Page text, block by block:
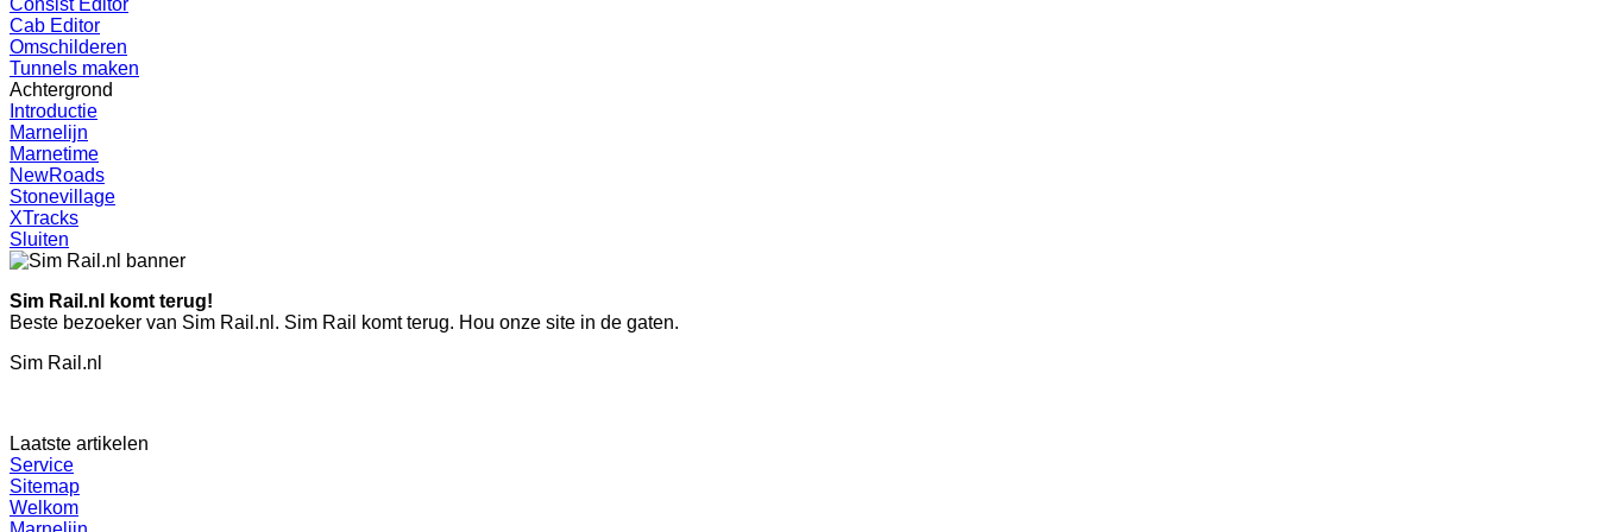
Consist Editor
Cab Editor
Omschilderen
Tunnels maken
Achtergrond
Introductie
Marnelijn
Marnetime
NewRoads
Stonevillage
XTracks
Sluiten
Sim Rail.nl komt terug!
Beste bezoeker van Sim Rail.nl. Sim Rail komt terug. Hou onze site in de gaten.
Sim Rail.nl
Laatste artikelen
Service
Sitemap
Welkom